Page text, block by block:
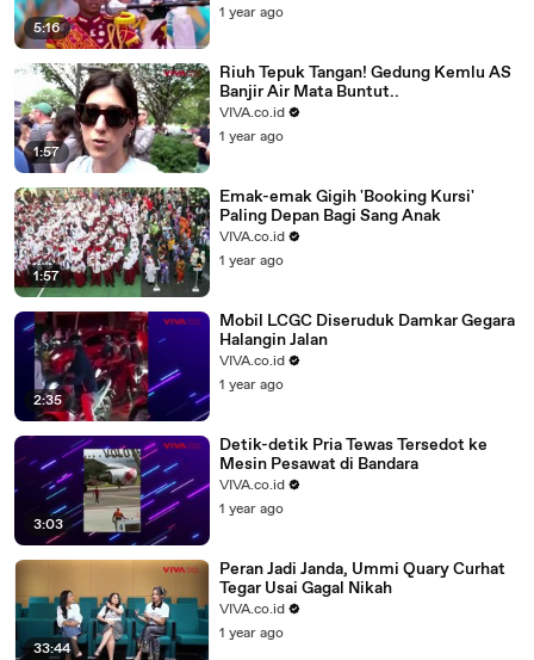
5:16
1 year ago
1:57
Riuh Tepuk Tangan! Gedung Kemlu AS
Banjir Air Mata Buntut..
VIVA.co.id
1 year ago
1:57
Emak-emak Gigih 'Booking Kursi'
Paling Depan Bagi Sang Anak
VIVA.co.id
1 year ago
2:35
Mobil LCGC Diseruduk Damkar Gegara
Halangin Jalan
VIVA.co.id
1 year ago
3:03
Detik-detik Pria Tewas Tersedot ke
Mesin Pesawat di Bandara
VIVA.co.id
1 year ago
33:44
Peran Jadi Janda, Ummi Quary Curhat
Tegar Usai Gagal Nikah
VIVA.co.id
1 year ago